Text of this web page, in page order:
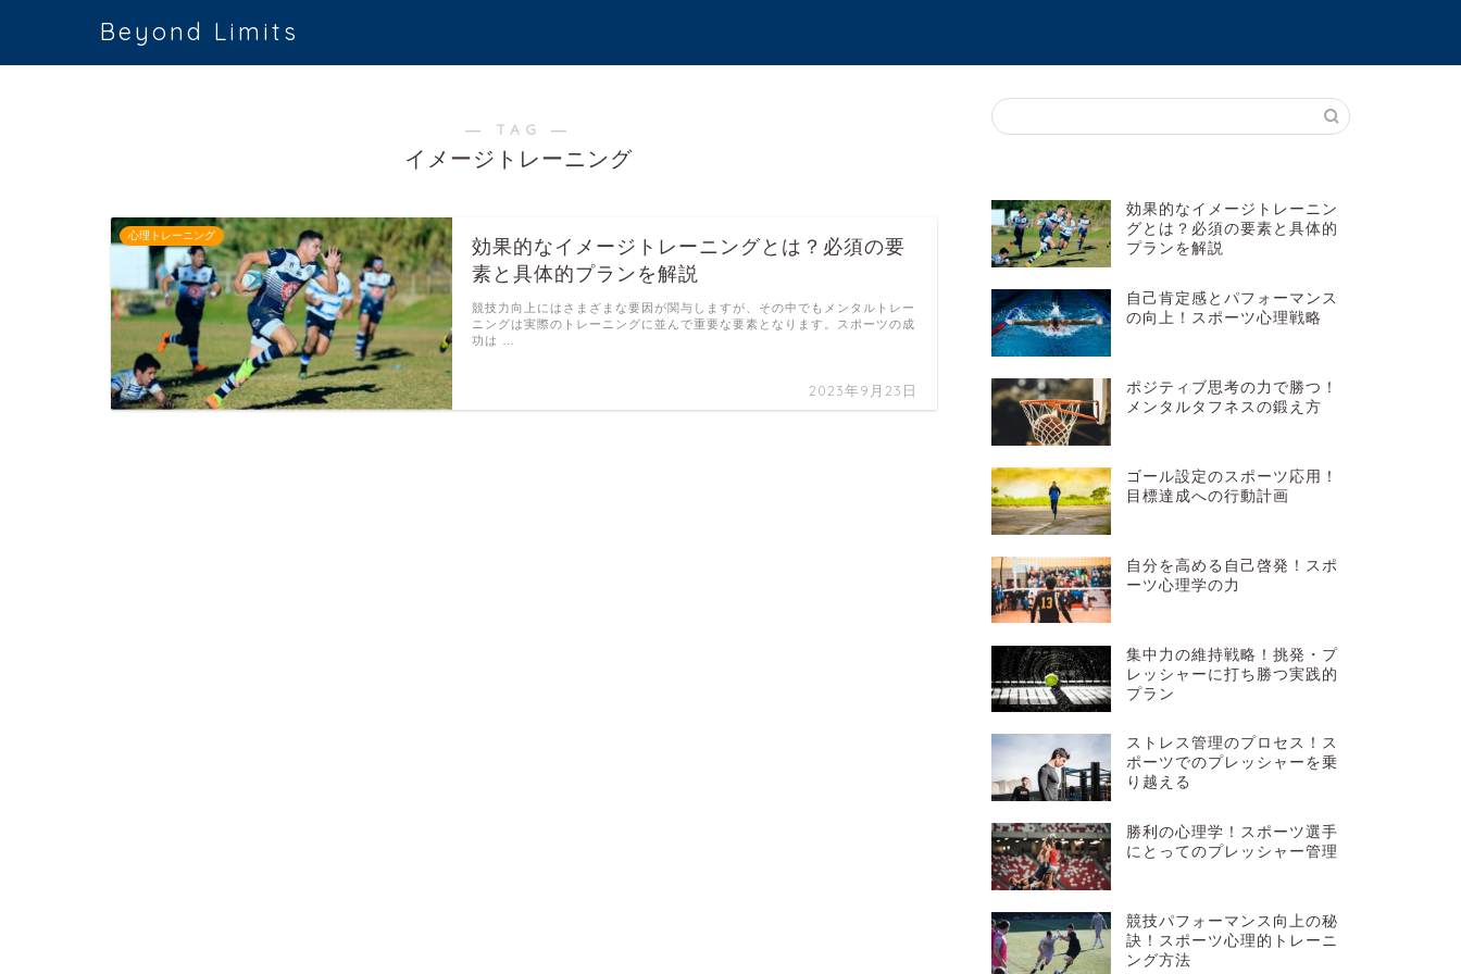
Beyond Limits
― TAG ―
イメージトレーニング
心理トレーニング
効果的なイメージトレーニングとは？必須の要
素と具体的プランを解説
2023年9月23日
競技力向上にはさまざまな要因が関与しますが、その中でもメンタルトレー
ニングは実際のトレーニングに並んで重要な要素となります。スポーツの成
功は …
効果的なイメージトレーニン
グとは？必須の要素と具体的
プランを解説
自己肯定感とパフォーマンス
の向上！スポーツ心理戦略
ポジティブ思考の力で勝つ！
メンタルタフネスの鍛え方
ゴール設定のスポーツ応用！
目標達成への行動計画
自分を高める自己啓発！スポ
ーツ心理学の力
集中力の維持戦略！挑発・プ
レッシャーに打ち勝つ実践的
プラン
ストレス管理のプロセス！ス
ポーツでのプレッシャーを乗
り越える
勝利の心理学！スポーツ選手
にとってのプレッシャー管理
競技パフォーマンス向上の秘
訣！スポーツ心理的トレーニ
ング方法